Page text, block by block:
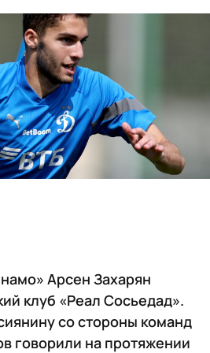
Арсен Захарян
клуб «Реал Сосьедад».
со стороны команд
говорили на протяжении